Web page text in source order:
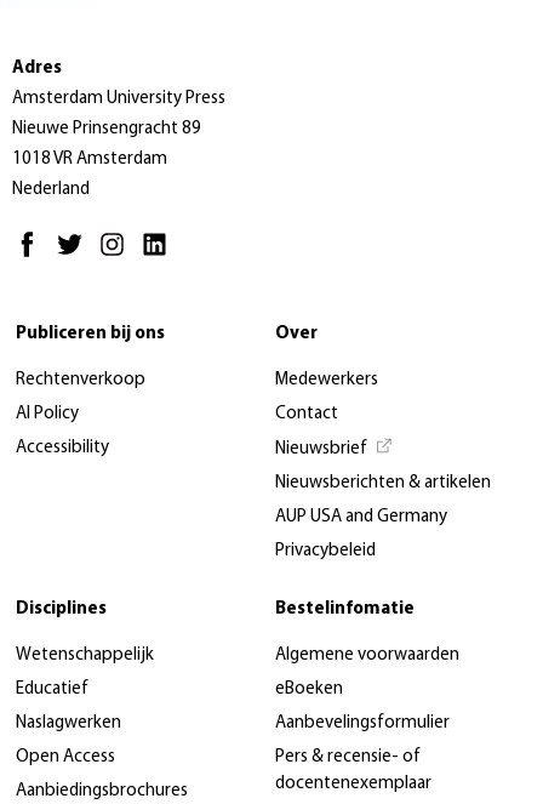
Adres
Amsterdam University Press
Nieuwe Prinsengracht 89
1018 VR Amsterdam
Nederland
Publiceren bij ons
Rechtenverkoop
AI Policy
Accessibility
Over
Medewerkers
Contact
Nieuwsbrief
Nieuwsberichten & artikelen
AUP USA and Germany
Privacybeleid
Disciplines
Wetenschappelijk
Educatief
Naslagwerken
Open Access
Aanbiedingsbrochures
Bestelinfomatie
Algemene voorwaarden
eBoeken
Aanbevelingsformulier
Pers & recensie- of
docentenexemplaar